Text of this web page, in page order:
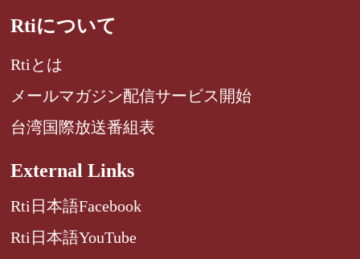
Rtiについて
Rtiとは
メールマガジン配信サービス開始
台湾国際放送番組表
External Links
Rti日本語Facebook
Rti日本語YouTube